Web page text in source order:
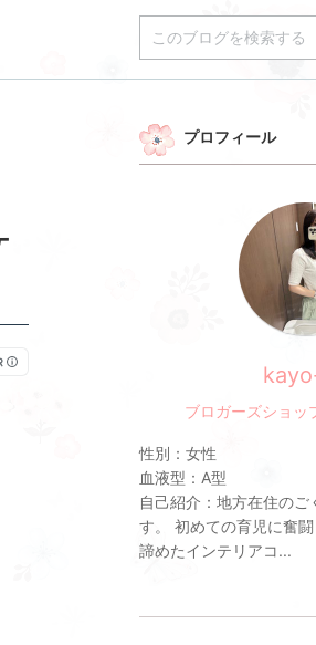
プロフィール
ブロガーズショッ
性別： 女性
血液型： A型
自己紹介： 地方在住のご
す。 初めての育児に奮
諦めたインテリアコ...